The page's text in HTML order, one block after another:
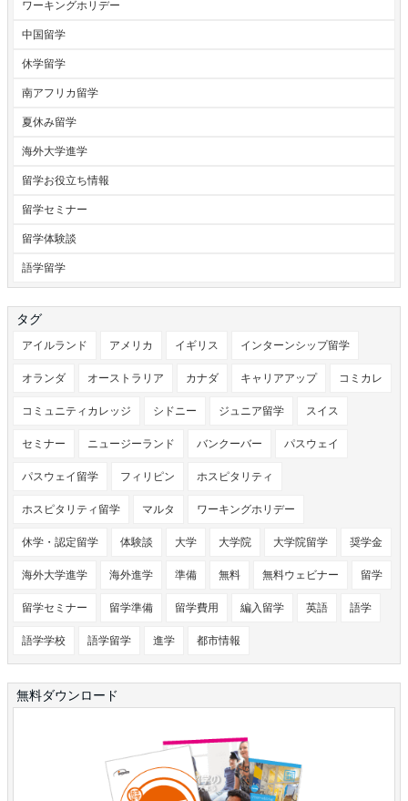
ワーキングホリデー
中国留学
休学留学
南アフリカ留学
夏休み留学
海外大学進学
留学お役立ち情報
留学セミナー
留学体験談
語学留学
タグ
アイルランド アメリカ イギリス インターンシップ留学
オランダ オーストラリア カナダ キャリアアップ コミカレ
コミュニティカレッジ シドニー ジュニア留学 スイス
セミナー ニュージーランド バンクーバー パスウェイ
パスウェイ留学 フィリピン ホスピタリティ
ホスピタリティ留学 マルタ ワーキングホリデー
休学・認定留学 体験談 大学 大学院 大学院留学 奨学金
海外大学進学 海外進学 準備 無料 無料ウェビナー 留学
留学セミナー 留学準備 留学費用 編入留学 英語 語学
語学学校 語学留学 進学 都市情報
無料ダウンロード